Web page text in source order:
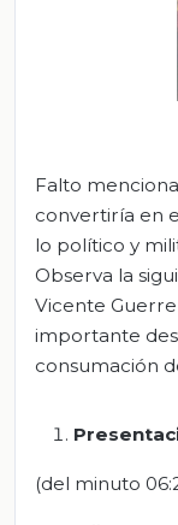
Falto
convertiría en
lo político y
Observa la
Vicente
importante
consumación
(del minuto